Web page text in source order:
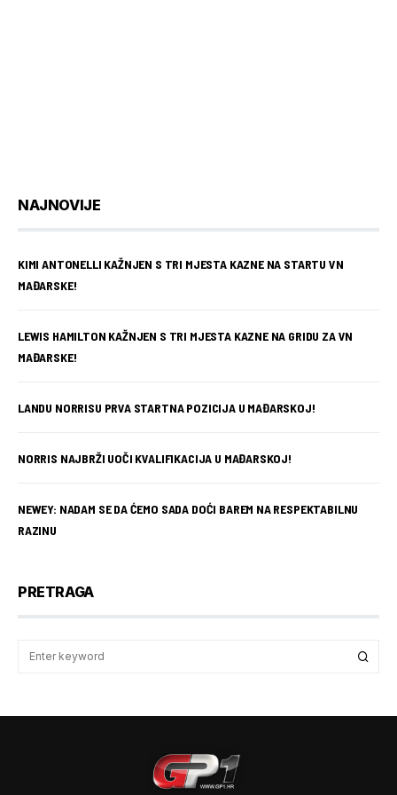
NAJNOVIJE
KIMI ANTONELLI KAŽNJEN S TRI MJESTA KAZNE NA STARTU VN
MAĐARSKE!
LEWIS HAMILTON KAŽNJEN S TRI MJESTA KAZNE NA GRIDU ZA VN
MAĐARSKE!
LANDU NORRISU PRVA STARTNA POZICIJA U MAĐARSKOJ!
NORRIS NAJBRŽI UOČI KVALIFIKACIJA U MAĐARSKOJ!
NEWEY: NADAM SE DA ĆEMO SADA DOĆI BAREM NA RESPEKTABILNU
RAZINU
PRETRAGA